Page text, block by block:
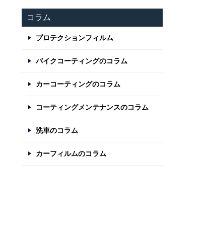
コラム
プロテクションフィルム
バイクコーティングのコラム
カーコーティングのコラム
コーティングメンテナンスのコラム
洗車のコラム
カーフィルムのコラム